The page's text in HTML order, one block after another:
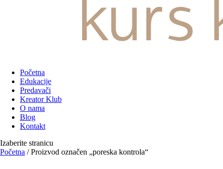
Početna
Edukacije
Predavači
Kreator Klub
O nama
Blog
Kontakt
Izaberite stranicu
Početna / Proizvod označen „poreska kontrola“